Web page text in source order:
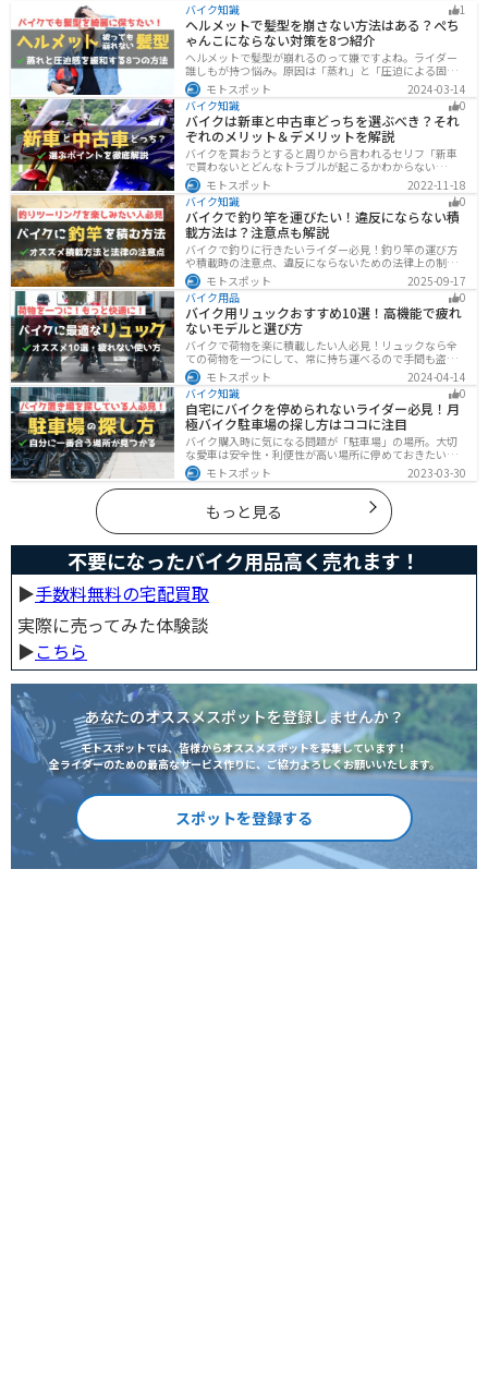
バイク知識 1
ヘルメットで髪型を崩さない方法はある？ぺち
ゃんこにならない対策を8つ紹介
ヘルメットで髪型が崩れるのって嫌ですよね。ライダー
誰しもが持つ悩み。原因は「蒸れ」と「圧迫による固
定」です。原因に対してしっかりと対策すればヘルメッ
トを被っても髪型を崩さなくすることは可能です。今回
はその方法をまとめました。バイクに乗って髪型が崩れ
るのが気になるという人は、参考にしてください。
モトスポット
2024-03-14
バイク知識
0
バイクは新車と中古車どっちを選ぶべき？それ
ぞれのメリット＆デメリットを解説
バイクを買おうとすると周りから言われるセリフ「新車
で買わないとどんなトラブルが起こるかわからない
ぞ！」「いやいや、どうせ転ぶんだから中古車で十分
だ！」…いろんな意見があるから迷いますよね。でも新
車と中古車、どちらにも良い点と悪い点があるんです。
それぞれの特徴について解説します。
モトスポット
2022-11-18
バイク知識
0
バイクで釣り竿を運びたい！違反にならない積
載方法は？注意点も解説
バイクで釣りに行きたいライダー必見！釣り竿の運び方
や積載時の注意点、違反にならないための法律上の制限
を解説。風の影響やバランス、安全面のポイントを押さ
えつつ、おすすめのロッドケース・ロッドホルダー・コ
ンパクトロッドも紹介。ツーリング途中に気軽に釣りを
楽しみたい方にも最適な情報が満載
モトスポット
2025-09-17
バイク用品
0
バイク用リュックおすすめ10選！高機能で疲れ
ないモデルと選び方
バイクで荷物を楽に積載したい人必見！リュックなら全
ての荷物を一つにして、常に持ち運べるので手間も盗ま
れる心配もありません。腰や肩の負担を軽減して通勤通
学・ツーリングを快適にできるオススメリュックを紹介
します。
モトスポット
2024-04-14
バイク知識
0
自宅にバイクを停められないライダー必見！月
極バイク駐車場の探し方はココに注目
バイク購入時に気になる問題が「駐車場」の場所。大切
な愛車は安全性・利便性が高い場所に停めておきたいで
すよね？ 当記事ではそんな駐車場選びについて解説して
います。すでにバイクを持っていて、新しい駐車場を探
している人もぜひ参考にしてくださいね。
モトスポット 2023-03-30
もっと見る
不要になったバイク用品高く売れます！
▶︎手数料無料の宅配買取
実際に売ってみた体験談
▶︎こちら
あなたのオススメスポットを登録しませんか？
モトスポットでは、皆様からオススメスポットを募集しています！
全ライダーのための最高なサービス作りに、ご協力よろしくお願いいたします。
スポットを登録する